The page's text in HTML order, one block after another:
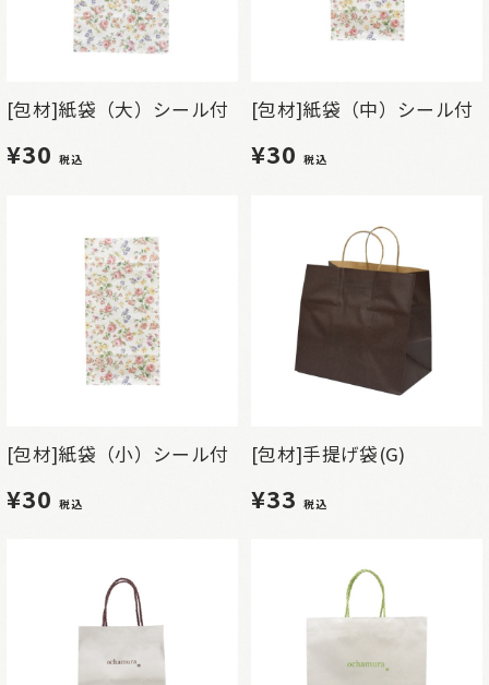
[包材]紙袋（大）シール付
¥30税込
[包材]紙袋（中）シール付
¥30税込
[包材]紙袋（小）シール付
¥30税込
[包材]手提げ袋(G)
¥33税込